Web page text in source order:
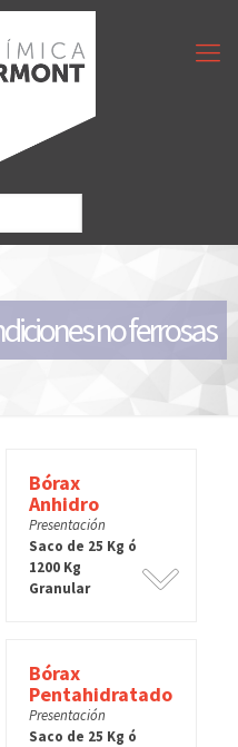
no ferrosas
Bórax
Anhidro
Presentación
Saco de 25 Kg ó
1200 Kg
Granular
Bórax
Pentahidratado
Presentación
Saco de 25 Kg ó